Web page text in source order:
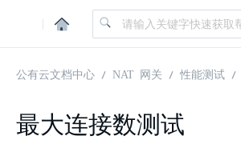
|
公有云文档中心 NAT 网关 性能测试
最大连接数测试